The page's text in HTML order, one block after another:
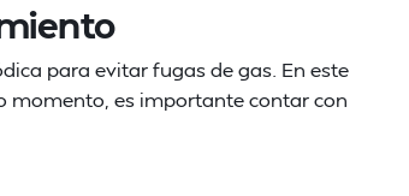
para evitar fugas de gas. En este
momento, es importante contar con